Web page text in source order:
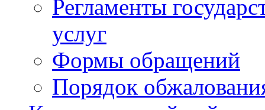
Регламенты
услуг
Формы обращений
Порядок